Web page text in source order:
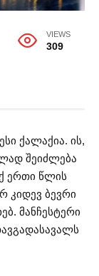
VIEWS
309
ქალაქია. ის,
შეიძლება
ერთი წლის
კიდევ ბევრი
მანჩესტერი